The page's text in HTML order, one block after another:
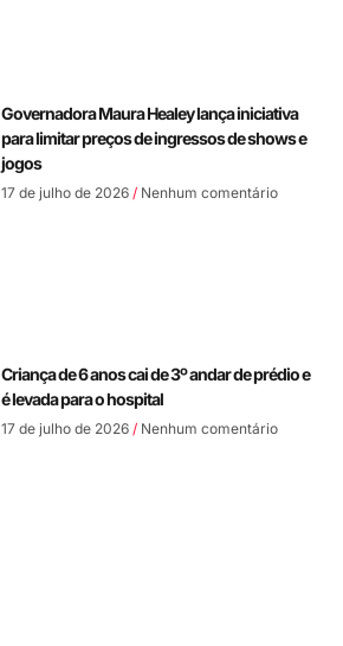
Governadora Maura Healey lança iniciativa
para limitar preços de ingressos de shows e
jogos
17 de julho de 2026 Nenhum comentário
Criança de 6 anos cai de 3º andar de prédio e
é levada para o hospital
17 de julho de 2026 Nenhum comentário